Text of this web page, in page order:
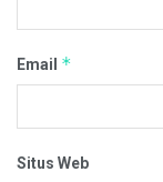
Email *
Situs Web